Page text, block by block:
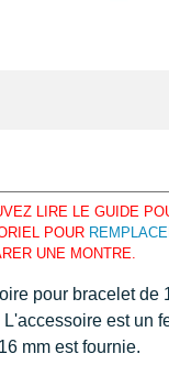
LIRE LE GUIDE
POUR
UNE MONTRE.
pour bracelet de
est un
mm est fournie.